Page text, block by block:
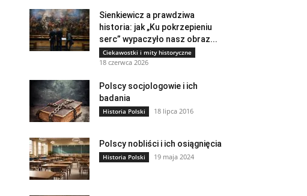
Sienkiewicz a prawdziwa
historia: jak „Ku pokrzepieniu
serc” wypaczyło nasz obraz...
Ciekawostki i mity historyczne
18 czerwca 2026
Polscy socjologowie i ich
badania
Historia Polski 18 lipca 2016
Polscy nobliści i ich osiągnięcia
Historia Polski 19 maja 2024